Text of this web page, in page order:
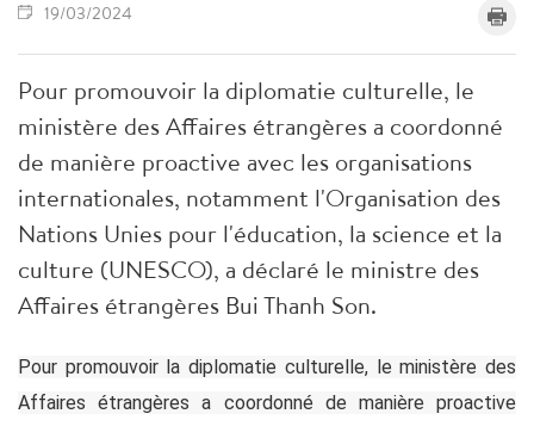
19/03/2024
Pour promouvoir la diplomatie culturelle, le
ministère des Affaires étrangères a coordonné
de manière proactive avec les organisations
internationales, notamment l'Organisation des
Nations Unies pour l'éducation, la science et la
culture (UNESCO), a déclaré le ministre des
Affaires étrangères Bui Thanh Son.
Pour promouvoir la diplomatie culturelle, le ministère des
Affaires étrangères a coordonné de manière proactive